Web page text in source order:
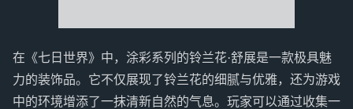
在《七日世界》中，涂彩系列的铃兰花·舒展是一款极具魅
力的装饰品。它不仅展现了铃兰花的细腻与优雅，还为游戏
中的环境增添了一抹清新自然的气息。玩家可以通过收集一